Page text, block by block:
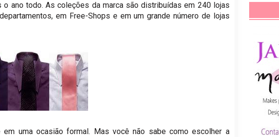
ano todo. As coleções da marca são distribuídas em 240 lojas
em Free-Shops e em um grande número de lojas
em uma ocasião formal. Mas você não sabe como escolher a